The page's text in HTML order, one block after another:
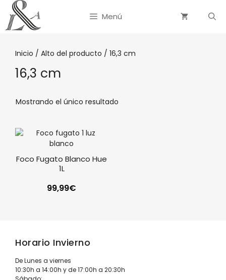
Saltar
contenido
Menú
Inicio / Alto del producto / 16,3 cm
16,3 cm
Mostrando el único resultado
Foco Fugato Blanco Hue
1L
99,99€
Horario Invierno
De Lunes a viernes
10:30h a 14:00h y de 17:00h a 20:30h